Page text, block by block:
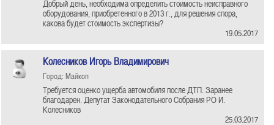
Добрый день, необходима определить стоимость неисправного
оборудования, приобретенного в 2013 г., для решения спора,
какова будет стоимость экспертизы?
19.05.2017
Колесников Игорь Владимирович
Город: Майкоп
Требуется оценко ущерба автомобиля после ДТП. Заранее
благодарен. Депутат Законодательного Собрания РО И.
Колесников
25.03.2017